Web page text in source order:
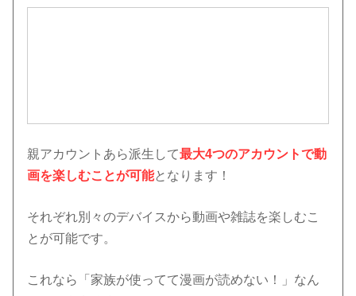
親アカウントあら派生して最大4つのアカウントで動
画を楽しむことが可能となります！
それぞれ別々のデバイスから動画や雑誌を楽しむこ
とが可能です。
これなら「家族が使ってて漫画が読めない！」なん